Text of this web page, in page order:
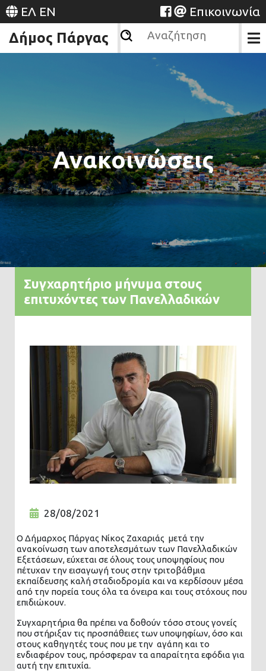
ΕΛ EN Επικοινωνία
Δήμος Πάργας
Ανακοινώσεις
Συγχαρητήριο μήνυμα στους
επιτυχόντες των Πανελλαδικών
28/08/2021
Ο Δήμαρχος Πάργας Νίκος Ζαχαριάς μετά την
ανακοίνωση των αποτελεσμάτων των Πανελλαδικών
Εξετάσεων, εύχεται σε όλους τους υποψηφίους που
πέτυχαν την εισαγωγή τους στην τριτοβάθμια
εκπαίδευσης καλή σταδιοδρομία και να κερδίσουν μέσα
από την πορεία τους όλα τα όνειρα και τους στόχους που
επιδιώκουν.
Συγχαρητήρια θα πρέπει να δοθούν τόσο στους γονείς
που στήριξαν τις προσπάθειες των υποψηφίων, όσο και
στους καθηγητές τους που με την αγάπη και το
ενδιαφέρον τους, πρόσφεραν τα απαραίτητα εφόδια για
αυτή την επιτυχία.